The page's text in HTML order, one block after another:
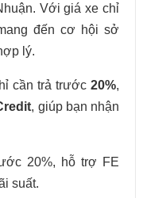
Với giá xe chỉ
đến cơ hội sở
lý.
cần trả trước20%,
, giúp bạn nhận
20%, hỗ trợ FE
suất.